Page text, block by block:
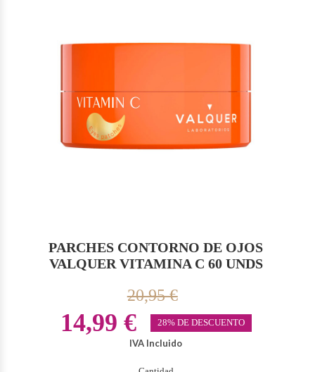
PARCHES CONTORNO DE OJOS
VALQUER VITAMINA C 60 UNDS
20,95 €
14,99 € 28% DE DESCUENTO
IVA Incluido